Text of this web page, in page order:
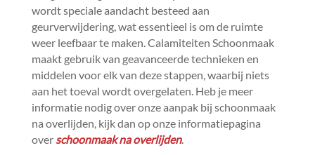
wordt speciale aandacht besteed aan
geurverwijdering, wat essentieel is om de ruimte
weer leefbaar te maken.​ Calamiteiten Schoonmaak
maakt gebruik van geavanceerde technieken en
middelen voor elk van deze stappen, waarbij niets
aan het toeval wordt overgelaten.​ Heb je meer
informatie nodig over onze aanpak bij schoonmaak
na overlijden, kijk dan op onze informatiepagina
overschoonmaak na overlijden.​